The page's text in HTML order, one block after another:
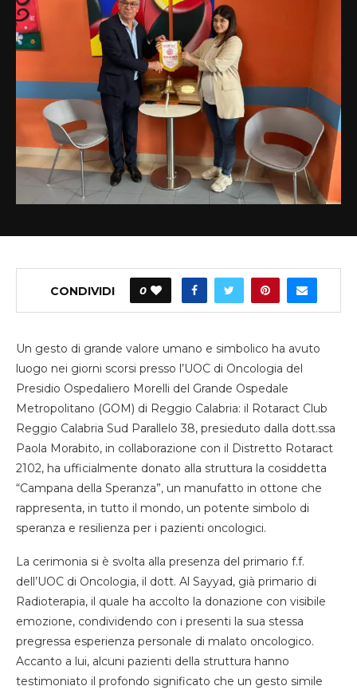
CONDIVIDI 0
Un gesto di grande valore umano e simbolico ha avuto
luogo nei giorni scorsi presso l’UOC di Oncologia del
Presidio Ospedaliero Morelli del Grande Ospedale
Metropolitano (GOM) di Reggio Calabria: il Rotaract Club
Reggio Calabria Sud Parallelo 38, presieduto dalla dott.ssa
Paola Morabito, in collaborazione con il Distretto Rotaract
2102, ha ufficialmente donato alla struttura la cosiddetta
“Campana della Speranza”, un manufatto in ottone che
rappresenta, in tutto il mondo, un potente simbolo di
speranza e resilienza per i pazienti oncologici.
La cerimonia si è svolta alla presenza del primario f.f.
dell’UOC di Oncologia, il dott. Al Sayyad, già primario di
Radioterapia, il quale ha accolto la donazione con visibile
emozione, condividendo con i presenti la sua stessa
pregressa esperienza personale di malato oncologico.
Accanto a lui, alcuni pazienti della struttura hanno
testimoniato il profondo significato che un gesto simile